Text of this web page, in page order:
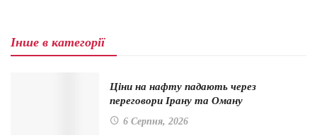
Інше в категорії
Ціни на нафту падають через
переговори Ірану та Оману
6 Серпня, 2026